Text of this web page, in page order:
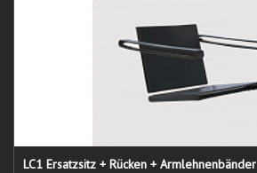
LC1 Ersatzsitz + Rücken + Armlehnenbänder